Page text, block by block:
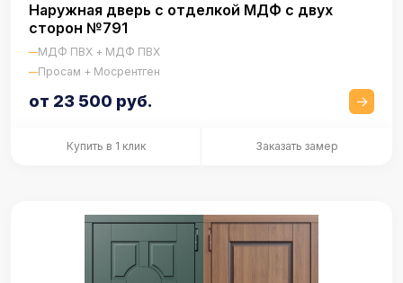
Наружная дверь с отделкой МДФ с двух
сторон №791
МДФ ПВХ + МДФ ПВХ
Просам + Мосрентген
от 23 500 руб.
Купить в 1 клик Заказать замер